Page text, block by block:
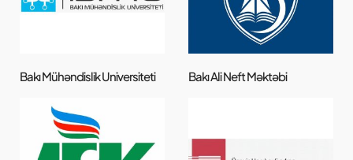
Bakı Mühəndislik Universiteti Bakı Ali Neft Məktəbi